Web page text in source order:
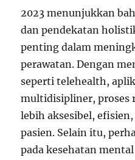
2023 menunjukkan
dan pendekatan
penting dalam
perawatan. Dengan
seperti telehealth,
multidisipliner, proses
lebih aksesibel,
pasien. Selain itu,
pada kesehatan